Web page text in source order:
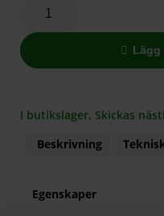
Lägg
I butikslager. Skickas
Beskrivning
Egenskaper